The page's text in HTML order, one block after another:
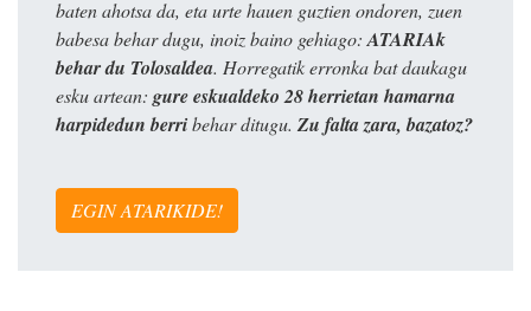
baten ahotsa da, eta urte hauen guztien ondoren, zuen
babesa behar dugu, inoiz baino gehiago: ATARIAk
behar du Tolosaldea. Horregatik erronka bat daukagu
esku artean: gure eskualdeko 28 herrietan hamarna
harpidedun berribehar ditugu. Zu falta zara, bazatoz?
EGIN ATARIKIDE!